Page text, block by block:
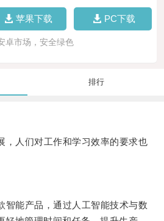
苹果下载 PC下载
卓市场，安全绿色
排行
人们对工作和学习效率的要求也
能产品，通过人工智能技术与数